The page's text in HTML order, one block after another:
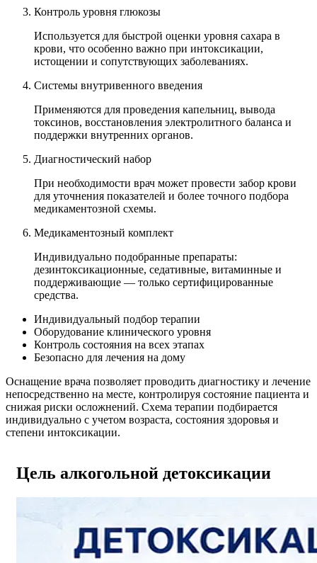
Контроль уровня глюкозы
Используется для быстрой оценки уровня сахара в
крови, что особенно важно при интоксикации,
истощении и сопутствующих заболеваниях.
Системы внутривенного введения
Применяются для проведения капельниц, вывода
токсинов, восстановления электролитного баланса и
поддержки внутренних органов.
Диагностический набор
При необходимости врач может провести забор крови
для уточнения показателей и более точного подбора
медикаментозной схемы.
Медикаментозный комплект
Индивидуально подобранные препараты:
дезинтоксикационные, седативные, витаминные и
поддерживающие — только сертифицированные
средства.
Индивидуальный подбор терапии
Оборудование клинического уровня
Контроль состояния на всех этапах
Безопасно для лечения на дому
Оснащение врача позволяет проводить диагностику и лечение
непосредственно на месте, контролируя состояние пациента и
снижая риски осложнений. Схема терапии подбирается
индивидуально с учетом возраста, состояния здоровья и
степени интоксикации.
Цель алкогольной детоксикации